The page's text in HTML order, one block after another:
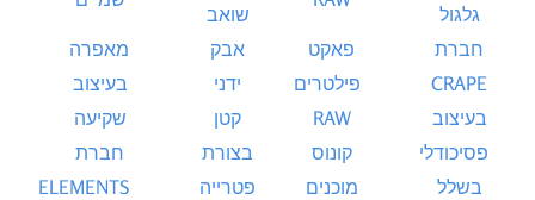
גלגול
חברת
CRAPE
בעיצוב
פסיכודלי
בשלל
פאקט
פילטרים
RAW
קונוס
מוכנים
שואב
אבק
ידני
קטן
בצורת
פטרייה
סוגים.
לבחור
מאפרה
בעיצוב
שקיעה
חברת
ELEMENTS